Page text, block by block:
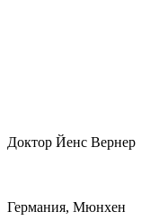
Доктор Йенс Вернер
Германия, Мюнхен